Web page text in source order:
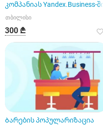
კომპანიას Yandex.Business-ში
თბილისი
300 ₾
Ბარების პოპულარიზაცია